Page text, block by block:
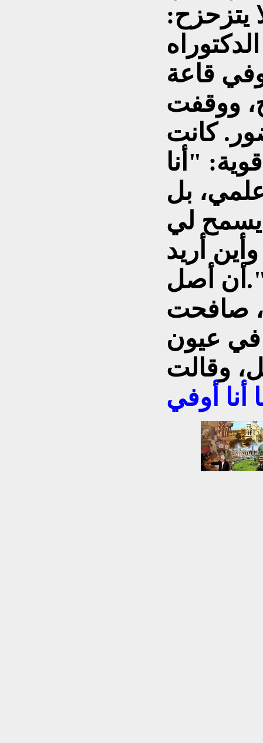
يتزحزح:
قاعة
ووقفت
كانت
"أنا
بل
يسمح لي
أريد
صافحت
في عيون
وقالت
أنا أوفي